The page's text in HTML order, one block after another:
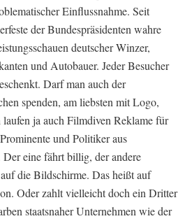
Einflussnahme. Seit
der Bundespräsidenten wahre
deutscher Winzer,
und Autobauer. Jeder Besucher
Darf man auch der
spenden, am liebsten mit Logo,
ja auch Filmdiven Reklame für
und Politiker aus
Der eine fährt billig, der andere
die Bildschirme. Das heißt auf
Oder zahlt vielleicht doch ein Dritter
staatsnaher Unternehmen wie der